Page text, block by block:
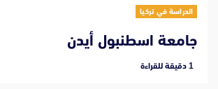
الدراسة في تركيا
جامعة اسطنبول أيدن
‫1 دقيقة للقراءة